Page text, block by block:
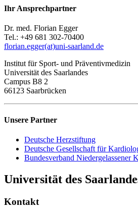
Ihr Ansprechpartner
Dr. med. Florian Egger
Tel.: +49 681 302-70400
florian.egger(at)uni-saarland.de
Institut für Sport- und Präventivmedizin
Universität des Saarlandes
Campus B8 2
66123 Saarbrücken
Unsere Partner
Deutsche Herzstiftung
Deutsche Gesellschaft für
Bundesverband Niedergelassener
Universität des
Kontakt